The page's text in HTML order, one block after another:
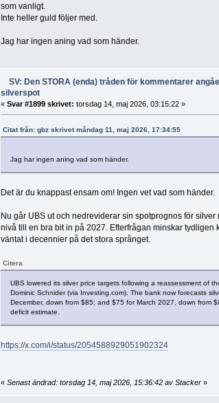
som vanligt.
Inte heller guld följer med.
Jag har ingen aning vad som händer.
SV: Den STORA (enda) tråden för kommentarer
silverspot
« Svar #1899 skrivet: torsdag 14, maj 2026, 03:15:22 »
Citat från: gbz skrivet måndag 11, maj 2026, 17:34:55
Jag har ingen aning vad som händer.
Det är du knappast ensam om! Ingen vet vad som händer.
Nu går UBS ut och nedreviderar sin spotprognos för
nivå till en bra bit in på 2027. Efterfrågan minskar
väntat i decennier på det stora språnget.
Citera
UBS lowered its silver price targets following a reassessment of
Dominic Schnider (via Investing.com). The bank now forecasts
December, down from $85; and $75 for March 2027, down from
deficit estimate.
https://x.com/i/status/2054588929051902324
« Senast ändrad: torsdag 14, maj 2026, 15:36:42 av Stacker»